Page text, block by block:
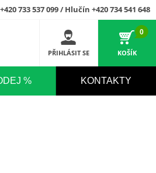
733 537 099 / Hlučín +420 734 541 648
PŘIHLÁSIT SE
0
KOŠÍK
% KONTAKTY